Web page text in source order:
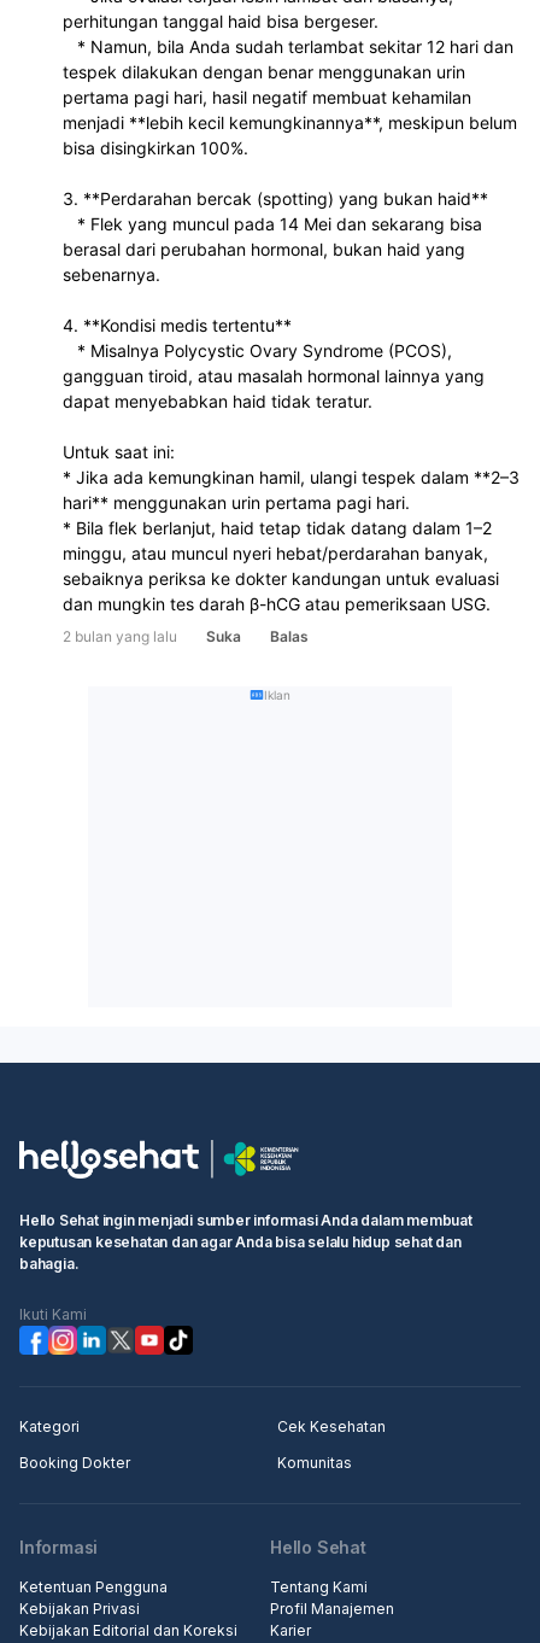
perhitungan tanggal haid bisa bergeser.
tespek dilakukan dengan benar menggunakan urin
pertama pagi hari, hasil negatif membuat kehamilan
menjadi **lebih kecil kemungkinannya**, meskipun belum
bisa disingkirkan 100%.
3. **Perdarahan bercak (spotting) yang bukan haid**
berasal dari perubahan hormonal, bukan haid yang
sebenarnya.
4. **Kondisi medis tertentu**
gangguan tiroid, atau masalah hormonal lainnya yang
dapat menyebabkan haid tidak teratur.
Untuk saat ini:
* Jika ada kemungkinan hamil, ulangi tespek dalam **2–3
hari** menggunakan urin pertama pagi hari.
* Bila flek berlanjut, haid tetap tidak datang dalam 1–2
minggu, atau muncul nyeri hebat/perdarahan banyak,
sebaiknya periksa ke dokter kandungan untuk evaluasi
dan mungkin tes darah β-hCG atau pemeriksaan USG.
2 bulan yang lalu Suka Balas
Iklan
Hello Sehat ingin menjadi sumber informasi Anda dalam membuat
keputusan kesehatan dan agar Anda bisa selalu hidup sehat dan
bahagia.
Ikuti Kami
Kategori
Cek Kesehatan
Booking Dokter
Komunitas
Informasi
Ketentuan Pengguna
Kebijakan Privasi
Kebijakan Editorial dan Koreksi
Hello Sehat
Tentang Kami
Profil Manajemen
Karier